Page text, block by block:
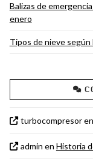
Balizas de
enero
Tipos de nieve según
turbocompresoren
admin en Historia